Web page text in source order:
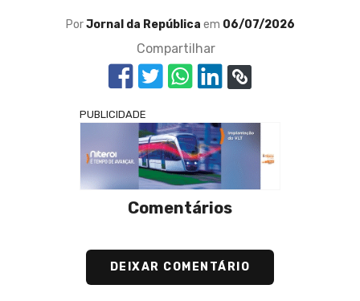
PorJornal da República em 06/07/2026
Compartilhar
PUBLICIDADE
Comentários
DEIXAR COMENTÁRIO